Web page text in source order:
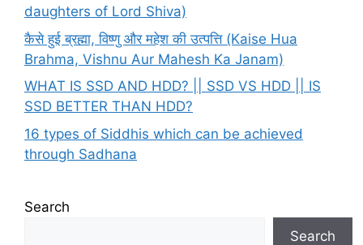
daughters of Lord Shiva)
कैसे हुई ब्रह्मा, विष्णु और महेश की उत्पत्ति (Kaise Hua
Brahma, Vishnu Aur Mahesh Ka Janam)
WHAT IS SSD AND HDD? || SSD VS HDD || IS
SSD BETTER THAN HDD?
16 types of Siddhis which can be achieved
through Sadhana
Search
Search